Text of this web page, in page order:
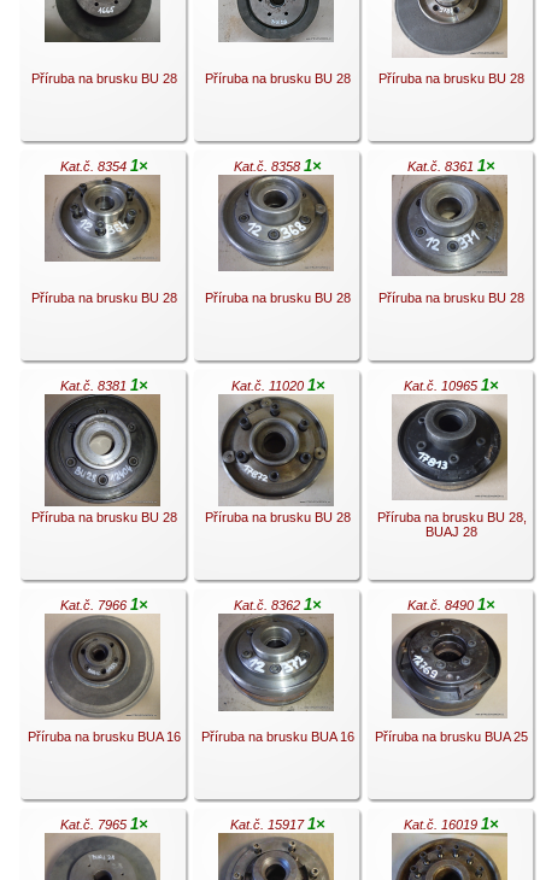
.
Příruba na brusku BU 28
.
Příruba na brusku BU 28
.
Příruba na brusku BU 28
.
Kat.č. 8354 1×
Příruba na brusku BU 28
.
Kat.č. 8358 1×
Příruba na brusku BU 28
.
Kat.č. 8361 1×
Příruba na brusku BU 28
Kat.č. 8381 1×
Příruba na brusku BU 28
.
Kat.č. 11020 1×
Příruba na brusku BU 28
.
Kat.č. 10965 1×
Příruba na brusku BU 28,
BUAJ 28
.
Kat.č. 7966 1×
Příruba na brusku BUA 16
Kat.č. 8362 1×
Příruba na brusku BUA 16
.
Kat.č. 8490 1×
Příruba na brusku BUA 25
.
Kat.č. 7965 1× Kat.č. 159171× Kat.č. 16019 1×